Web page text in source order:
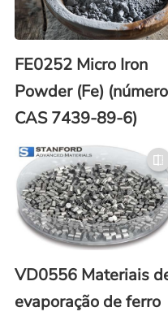
FE0252 Micro Iron
Powder (Fe) (número
CAS 7439-89-6)
VD0556 Materiais
evaporação de ferro